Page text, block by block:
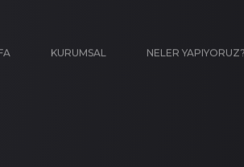
KURUMSAL NELER YAPIYORUZ?